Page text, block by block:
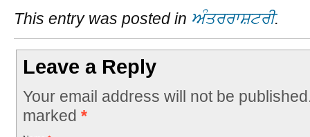
This entry was posted in ਅੰਤਰਰਾਸ਼ਟਰੀ.
Leave a Reply
Your email address will not be
marked *